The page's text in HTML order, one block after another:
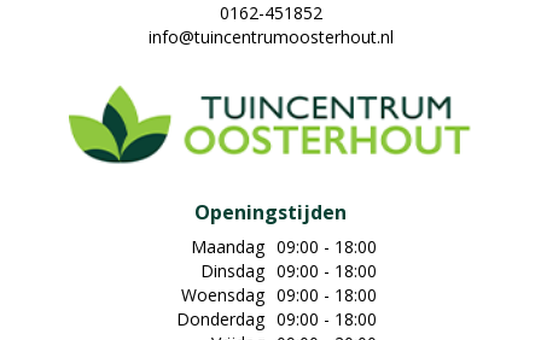
0162-451852
info@tuincentrumoosterhout.nl
Openingstijden
Maandag 09:00 - 18:00
Dinsdag 09:00 - 18:00
Woensdag 09:00 - 18:00
Donderdag 09:00 - 18:00